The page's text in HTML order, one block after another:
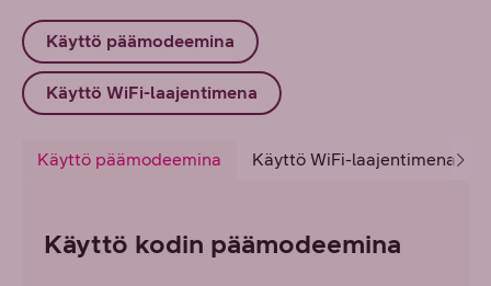
Käyttö päämodeemina
Käyttö WiFi-laajentimena
Käyttö päämodeemina Käyttö WiFi-laajentimena
Käyttö kodin päämodeemina